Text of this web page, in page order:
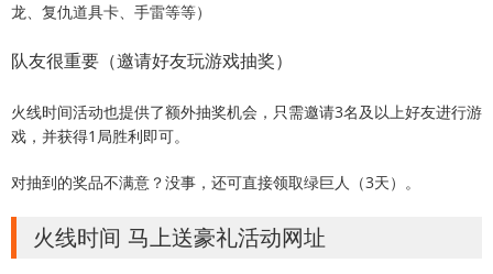
龙、复仇道具卡、手雷等等）
队友很重要（邀请好友玩游戏抽奖）
火线时间活动也提供了额外抽奖机会，只需邀请3名及以上好友进行游
戏，并获得1局胜利即可。
对抽到的奖品不满意？没事，还可直接领取绿巨人（3天）。
火线时间 马上送豪礼活动网址